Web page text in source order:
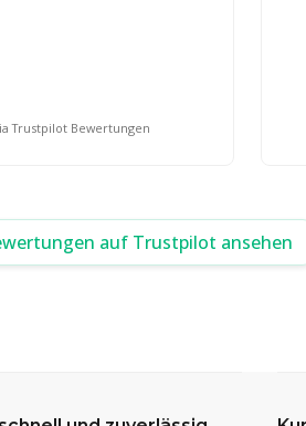
Trustpilot Bewertungen
auf Trustpilot ansehen